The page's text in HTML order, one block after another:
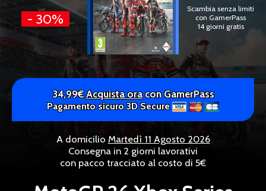
- 30%
Scambia senza limiti
con GamerPass
14 giorni gratis
34,99€Acquista oracon GamerPass
Pagamento sicuro 3D Secure
A domicilio Martedì 11 Agosto 2026
Consegna in 2 giorni lavorativi
con pacco tracciato al costo di 5€